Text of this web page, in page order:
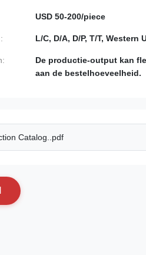
USD 50-200/piece
L/C, D/A, D/P, T/T, Western
De productie-output kan
aan de bestelhoeveelheid.
Catalog..pdf